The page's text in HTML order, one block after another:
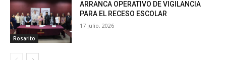
Rosarito
ARRANCA OPERATIVO DE VIGILANCIA
PARA EL RECESO ESCOLAR
17 julio, 2026